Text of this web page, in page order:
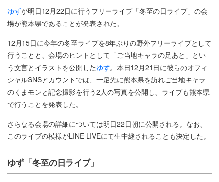
ゆずが明日12月22日に行うフリーライブ「冬至の日ライブ」の会
場が熊本県であることが発表された。
12月15日に今年の冬至ライブを8年ぶりの野外フリーライブとして
行うことと、会場のヒントとして「ご当地キャラの足あと」とい
う文言とイラストを公開したゆず。本日12月21日に彼らのオフィ
シャルSNSアカウントでは、一足先に熊本県を訪れご当地キャラ
のくまモンと記念撮影を行う2人の写真を公開し、ライブも熊本県
で行うことを発表した。
さらなる会場の詳細については明日22日朝に公開される。なお、
このライブの模様がLINE LIVEにて生中継されることも決定した。
ゆず「冬至の日ライブ」